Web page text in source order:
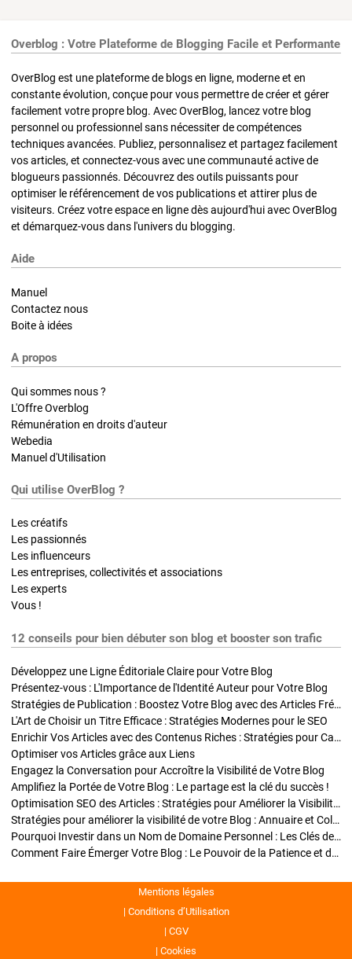
Overblog : Votre Plateforme de Blogging Facile et Performante
OverBlog est une plateforme de blogs en ligne, moderne et en
constante évolution, conçue pour vous permettre de créer et gérer
facilement votre propre blog. Avec OverBlog, lancez votre blog
personnel ou professionnel sans nécessiter de compétences
techniques avancées. Publiez, personnalisez et partagez facilement
vos articles, et connectez-vous avec une communauté active de
blogueurs passionnés. Découvrez des outils puissants pour
optimiser le référencement de vos publications et attirer plus de
visiteurs. Créez votre espace en ligne dès aujourd'hui avec OverBlog
et démarquez-vous dans l'univers du blogging.
Aide
Manuel
Contactez nous
Boite à idées
A propos
Qui sommes nous ?
L'Offre Overblog
Rémunération en droits d'auteur
Webedia
Manuel d'Utilisation
Qui utilise OverBlog ?
Les créatifs
Les passionnés
Les influenceurs
Les entreprises, collectivités et associations
Les experts
Vous !
12 conseils pour bien débuter son blog et booster son trafic
Développez une Ligne Éditoriale Claire pour Votre Blog
Présentez-vous : L'Importance de l'Identité Auteur pour Votre Blog
Stratégies de Publication : Boostez Votre Blog avec des Articles Fréquents et Exclusifs
L'Art de Choisir un Titre Efficace : Stratégies Modernes pour le SEO
Enrichir Vos Articles avec des Contenus Riches : Stratégies pour Captiver et Optimiser
Optimiser vos Articles grâce aux Liens
Engagez la Conversation pour Accroître la Visibilité de Votre Blog
Amplifiez la Portée de Votre Blog : Le partage est la clé du succès !
Optimisation SEO des Articles : Stratégies pour Améliorer la Visibilité de Votre Blog
Stratégies pour améliorer la visibilité de votre Blog : Annuaire et Collaborations
Pourquoi Investir dans un Nom de Domaine Personnel : Les Clés de la Réussite de Votre Blog
Comment Faire Émerger Votre Blog : Le Pouvoir de la Patience et de la Persévérance
Mentions légales
Conditions d’Utilisation
CGV
Cookies